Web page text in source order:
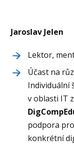
Jaroslav Jelen
Lektor,
Účast na
Individuální
v oblasti IT
podpora
konkrétní